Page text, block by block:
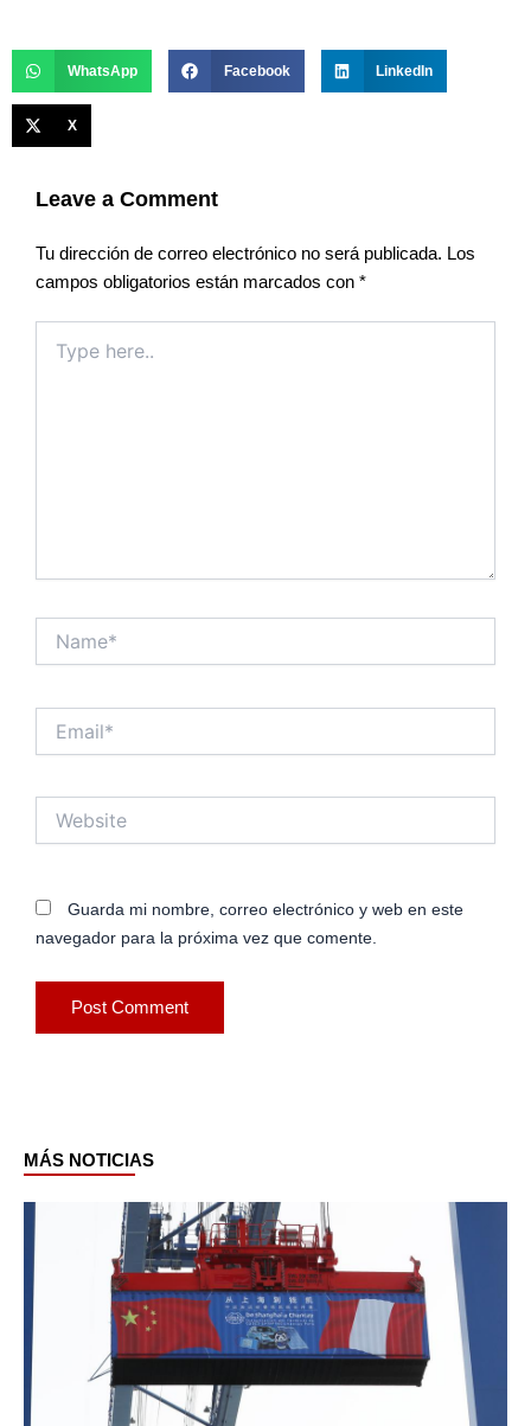
WhatsApp Facebook LinkedIn
X
Leave a Comment
Tu dirección de correo electrónico no será publicada. Los
campos obligatorios están marcados con *
here..
Guarda mi nombre, correo electrónico y web en este
navegador para la próxima vez que comente.
MÁS NOTICIAS
Page Page PagePage